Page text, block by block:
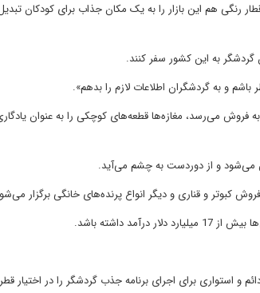
رنگی هم این بازار را به یک مکان جذاب برای کودکان
و به گردشگران اطلاعات لازم را بدهم».
فروش می‌رسد، مغازه‌ها قطعه‌های کوچکی را به عنوان
می‌شود و از دوردست به چشم می‌آید.
کبوتر و قناری و دیگر انواع پرنده‌های خانگی برگزار
داشته باشد.
و استواری برای اجرای برنامه جذب گردشگر را در اختیار قطر